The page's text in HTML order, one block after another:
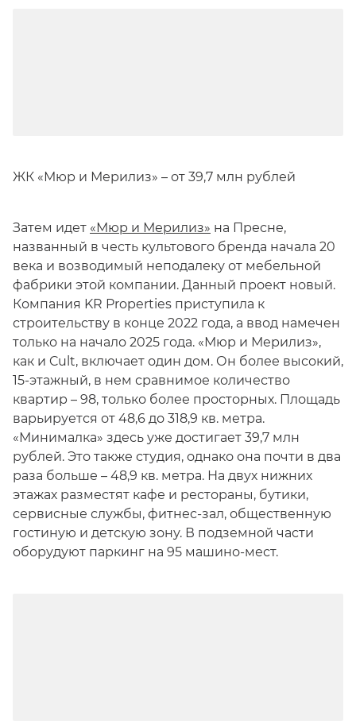
ЖК «Мюр и Мерилиз» – от 39,7 млн рублей
Затем идет «Мюр и Мерилиз» на Пресне,
названный в честь культового бренда начала 20
века и возводимый неподалеку от мебельной
фабрики этой компании. Данный проект новый.
Компания KR Properties приступила к
строительству в конце 2022 года, а ввод намечен
только на начало 2025 года. «Мюр и Мерилиз»,
как и Cult, включает один дом. Он более высокий,
15-этажный, в нем сравнимое количество
квартир – 98, только более просторных. Площадь
варьируется от 48,6 до 318,9 кв. метра.
«Минималка» здесь уже достигает 39,7 млн
рублей. Это также студия, однако она почти в два
раза больше – 48,9 кв. метра. На двух нижних
этажах разместят кафе и рестораны, бутики,
сервисные службы, фитнес-зал, общественную
гостиную и детскую зону. В подземной части
оборудуют паркинг на 95 машино-мест.